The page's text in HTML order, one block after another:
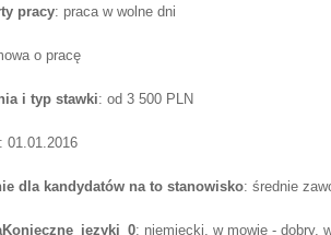
pracy: praca w wolne dni
o pracę
i typ stawki: od 3 500 PLN
: 01.01.2016
dla kandydatów na to stanowisko: średnie
: niemiecki, w mowie - dobry,